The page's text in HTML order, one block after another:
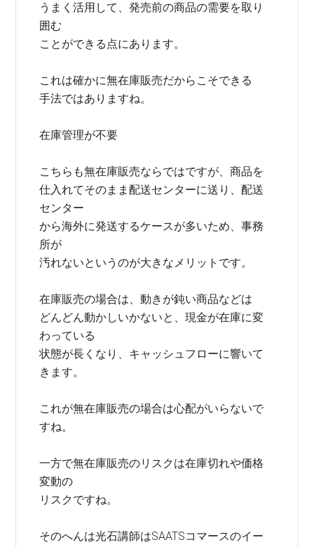
うまく活用して、発売前の商品の需要を取り
囲む
ことができる点にあります。
これは確かに無在庫販売だからこそできる
手法ではありますね。
在庫管理が不要
こちらも無在庫販売ならではですが、商品を
仕入れてそのまま配送センターに送り、配送
センター
から海外に発送するケースが多いため、事務
所が
汚れないというのが大きなメリットです。
在庫販売の場合は、動きが鈍い商品などは
どんどん動かしいかないと、現金が在庫に変
わっている
状態が長くなり、キャッシュフローに響いて
きます。
これが無在庫販売の場合は心配がいらないで
すね。
一方で無在庫販売のリスクは在庫切れや価格
変動の
リスクですね。
そのへんは光石講師はSAATSコマースのイー